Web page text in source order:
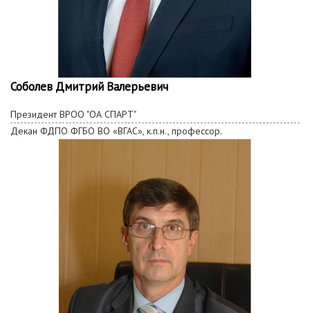
Соболев Дмитрий Валерьевич
Президент ВРОО "ОА СПАРТ"
Декан ФДПО ФГБО ВО «ВГАС», к.п.н., профессор.